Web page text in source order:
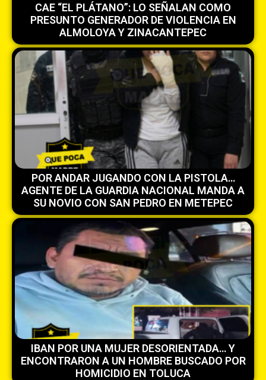
CAE “EL PLÁTANO”: LO SEÑALAN COMO
PRESUNTO GENERADOR DE VIOLENCIA EN
ALMOLOYA Y ZINACANTEPEC
POR ANDAR JUGANDO CON LA PISTOLA…
AGENTE DE LA GUARDIA NACIONAL MANDA A
SU NOVIO CON SAN PEDRO EN METEPEC
IBAN POR UNA MUJER DESORIENTADA… Y
ENCONTRARON A UN HOMBRE BUSCADO POR
HOMICIDIO EN TOLUCA